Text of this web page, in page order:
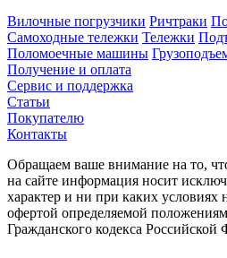
Вилочные погрузчики Ричтраки
Самоходные тележки Тележки
Поломоечные машины
Получение и оплата
Сервис и поддержка
Статьи
Покупателю
Контакты
Обращаем ваше внимание на то,
на сайте информация носит
характер и ни при каких условиях
офертой определяемой
Гражданского кодекса Российской